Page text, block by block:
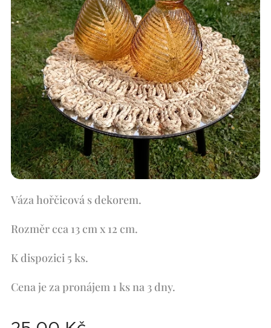
Váza hořčicová s dekorem.
Rozměr cca 13 cm x 12 cm.
K dispozici 5 ks.
Cena je za pronájem 1 ks na 3 dny.